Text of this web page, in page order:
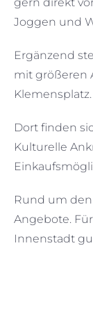
Joggen und
Ergänzend
mit größeren
Klemensplatz.
Dort finden
Kulturelle
Rund um
Angebote.
Innenstadt